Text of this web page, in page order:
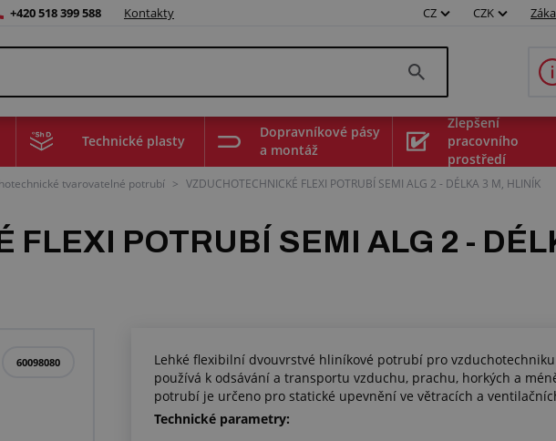
+420 518 399 588 Kontakty CZ CZK
Technické plasty
Dopravníkové pásy
a montáž
Zlepšení
pracovního
prostředí
tvarovatelné potrubí > VZDUCHOTECHNICKÉ FLEXI POTRUBÍ SEMI ALG 2 - DÉLKA 3 M, HLINÍK
FLEXI POTRUBÍ SEMI ALG 2 -
60098080
Lehké flexibilní dvouvrstvé hliníkové potrubí pro vzduchotechniku
používá k odsávání a transportu vzduchu, prachu, horkých a
potrubí je určeno pro statické upevnění ve větracích a
Technické parametry: